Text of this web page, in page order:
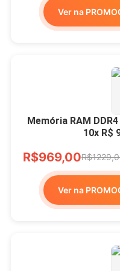
Ver na
Memória RAM
10x R$
R$969,00
Ver na